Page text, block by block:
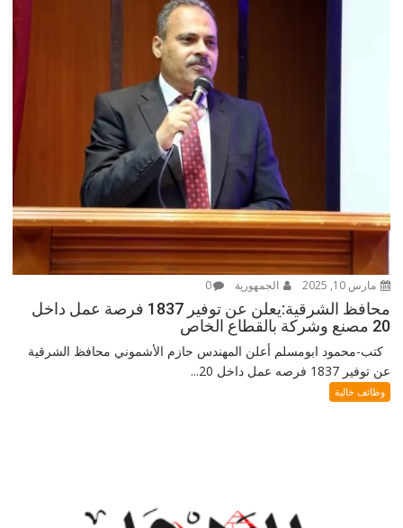
مارس 10, 2025 الجمهورية 0
محافظ الشرقية:يعلن عن توفير 1837 فرصة عمل داخل
20 مصنع وشركة بالقطاع الخاص
كتب-محمود ابومسلم أعلن المهندس حازم الأشموني محافظ الشرقية
عن توفير 1837 فرصه عمل داخل 20...
وظائف خالية